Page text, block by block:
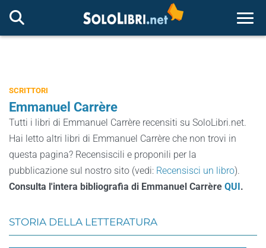
SCRITTORI
Emmanuel Carrère
Tutti i libri di Emmanuel Carrère recensiti su SoloLibri.net.
Hai letto altri libri di Emmanuel Carrère che non trovi in
questa pagina? Recensiscili e proponili per la
pubblicazione sul nostro sito (vedi: Recensisci un libro).
Consulta l'intera bibliografia di Emmanuel Carrère QUI.
STORIA DELLA LETTERATURA